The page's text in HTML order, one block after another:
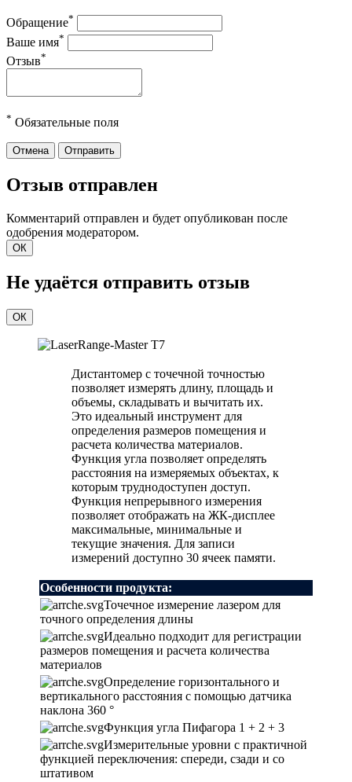
Обращение*
Ваше имя*
Отзыв*
* Обязательные поля
Отмена Отправить
Отзыв отправлен
Комментарий отправлен и будет опубликован после
одобрения модератором.
ОК
Не удаётся отправить отзыв
ОК
Дистантомер с точечной точностью
позволяет измерять длину, площадь и
объемы, складывать и вычитать их.
Это идеальный инструмент для
определения размеров помещения и
расчета количества материалов.
Функция угла позволяет определять
расстояния на измеряемых объектах, к
которым труднодоступен доступ.
Функция непрерывного измерения
позволяет отображать на ЖК-дисплее
максимальные, минимальные и
текущие значения. Для записи
измерений доступно 30 ячеек памяти.
Особенности продукта:
Точечное измерение лазером для
точного определения длины
Идеально подходит для регистрации
размеров помещения и расчета количества
материалов
Определение горизонтального и
вертикального расстояния с помощью датчика
наклона 360 °
Функция угла Пифагора 1 + 2 + 3
Измерительные уровни с практичной
функцией переключения: спереди, сзади и со
штативом